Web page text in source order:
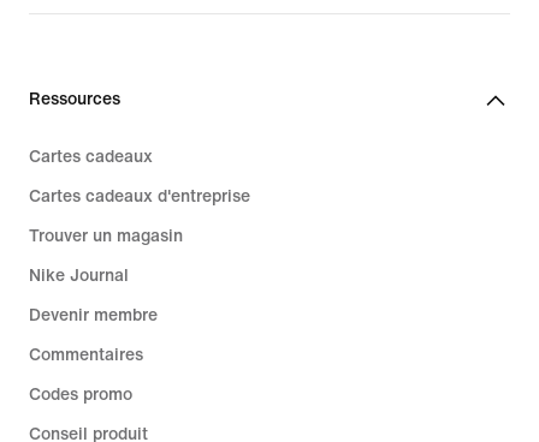
Ressources
Cartes cadeaux
Cartes cadeaux d'entreprise
Trouver un magasin
Nike Journal
Devenir membre
Commentaires
Codes promo
Conseil produit